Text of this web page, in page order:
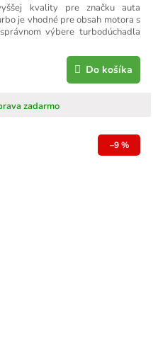
zadarmo
Do košíka
kvality pre značku auta
je vhodné pre obsah motora s
výbere turbodúchadla
–9 %